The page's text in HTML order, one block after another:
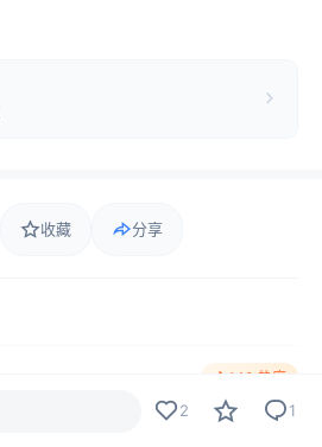
收藏 分享
148 热度
2 1